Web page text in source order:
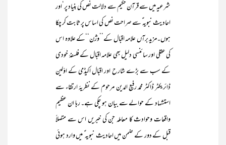
شرعیہ میں سے قرآن حکیم سے دلالت نص کی بنیاد پر‘اور
احادیث نبویہ ؑ سے صراحت نص کی اساس پر ثابت کر چکا
ہوں۔مزید برآں علامہ اقبال کے’’وژن‘‘کے علاوہ اس
کی عقلی اور سائنسی دلیل بھی علامہ اقبال کے فلسفۂ خودی
کے سب سے بڑے شارح اور اقبال اکیڈمی کے اوّلین
ڈائریکٹر ڈاکٹر محمد رفیع الدین مرحوم کے نظریۂ ارتقاء سے
استشہاد کے حوالے سے بیان ہو چکی ہے۔ رہا ان عظیم
واقعات وحوادث کا معاملہ جن کی خبریں اس سے متصلاً
قبل کے دور کے ضمن میں احادیث نبویہ ؑ میں وارد ہوئی